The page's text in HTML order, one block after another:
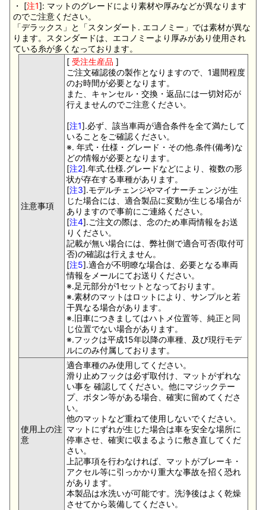
・ [注1]: マットのグレードにより素材や厚みなどが異なります
のでご注意ください。
「デラックス」と「スタンダート. エコノミー」では素材が異な
ります。スタンダードは、エコノミーより厚みがあり使用され
ている糸が多くなっております。
注意事項
[ 受注生産品 ]
ご注文確認後の製作となりますので、1週間程度
のお時間が必要となります。
また、キャンセル・交換・返品には一切対応が
行えませんのでご注意ください。
[注1].必ず、該当車両が適合条件を全て満たして
いることをご確認ください。
※. 年式・仕様・グレード・その他.条件(備考)な
どの情報が必要となります。
[注2].年式.仕様.グレードなどにより、複数の形
状が存在する車種があります。
[注3].モデルチェンジやマイナーチェンジが生
じた場合には、適合製品に変動が生じる場合が
ありますので事前にご連絡ください。
[注4].ご注文の際は、念のため車両情報をお送
りください。
記載が無い場合には、弊社側で適合可否(取付可
否)の確認は行えません。
[注5].適合が不明瞭な場合は、必要となる車両
情報をメールにてお送りください。
※.足元部分が1セットとなっております。
※.素材のマットはロットにより、サンプルと若
干異なる場合があります。
※.旧車につきましてはハトメ位置等、純正と同
じ位置でない場合があります。
※.フックは平成15年以降の車種、及び現行モデ
ルにのみ付属しております。
使用上の注
意
適合車種のみ使用してください。
滑り止めフックは必ず取付け、マットがずれな
い事を 確認してください。他にマジックテー
プ、ボタン等がある場合、確実に留めてくださ
い。
他のマットなど重ねて使用しないでください。
マットにずれが生じた場合は車を安全な場所に
停車させ、確実に収まるように敷き直してくだ
さい。
上記事項を行わなければ、マットがブレーキ・
アクセル等に引っかかり重大な事故を招く恐れ
があります。
本製品は水洗いが可能です。洗浄後はよく乾燥
させてから装備してください。